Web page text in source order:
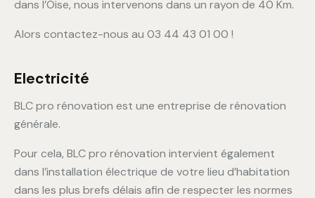
dans l’Oise, nous intervenons dans un rayon de 40 Km.
Alors contactez-nous au 03 44 43 01 00 !
Electricité
BLC pro rénovation est une entreprise de rénovation
générale.
Pour cela, BLC pro rénovation intervient également
dans l’installation électrique de votre lieu d’habitation
dans les plus brefs délais afin de respecter les normes